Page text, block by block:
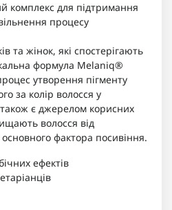
комплекс для підтримання
процесу
та жінок, які спостерігають
формула Melaniq®
утворення пігменту
за колір волосся у
є джерелом корисних
волосся від
фактора посивіння.
ефектів